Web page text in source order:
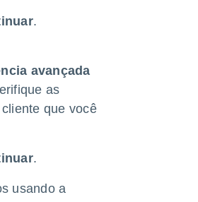
.
avançada
as
que você
.
usando a